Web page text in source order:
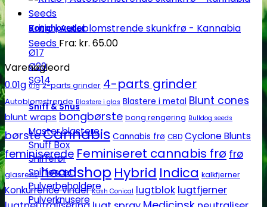
Bonghoveder
Ø17
Ø20
SG14
Sniff & Snus
Master blastere
Snuff Box
Snifferør
Sniffesæt
Pulverbeholdere
Pulverknusere
Kritic | Autoblomstrende skunkfrø - Kannabia
Seeds Fra: kr. 65.00
Varenøgleord
0.01g 0.1g 2-parts grinder 4-parts grinder
Autoblomstrende Blastere i glas Blastere i metal Blunt cones
blunt wraps bongbørste bong rengøring Bulldog seeds
børsteCannabis Cannabis frø CBD Cyclone Blunts
feminiserede Feminiseret cannabis frø frø
glasrens headshop Hybrid Indica kalkfjerner
Konkurrence vinder Kush Conical lugtblok lugtfjerner